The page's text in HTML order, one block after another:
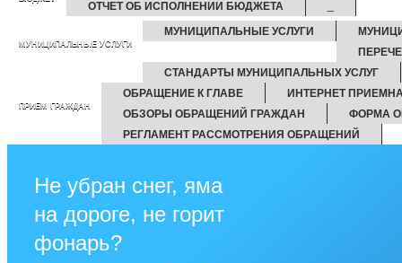
ОТЧЕТ ОБ ИСПОЛНЕНИИ БЮДЖЕТА
МУНИЦИПАЛЬНЫЕ УСЛУГИ
МУНИЦИПАЛЬНЫЕ УСЛУГИ
СТАНДАРТЫ МУНИЦИПАЛЬНЫХ УСЛУГ
ПРИЕМ ГРАЖДАН
ОБРАЩЕНИЕ К ГЛАВЕ
ИНТЕРНЕТ
ОБЗОРЫ ОБРАЩЕНИЙ ГРАЖДАН
ФОРМА
РЕГЛАМЕНТ РАССМОТРЕНИЯ ОБРАЩЕНИЙ
Не убран снег, яма
на дороге, не горит
фонарь?